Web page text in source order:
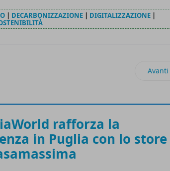
| DECARBONIZZAZIONE | DIGITALIZZAZIONE |
sostenibile di sempre Avanti
rafforza la
in Puglia con lo store